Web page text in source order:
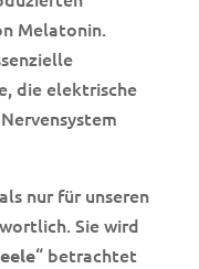
Melatonin.
die elektrische
nur für unseren
Sie wird
“ betrachtet